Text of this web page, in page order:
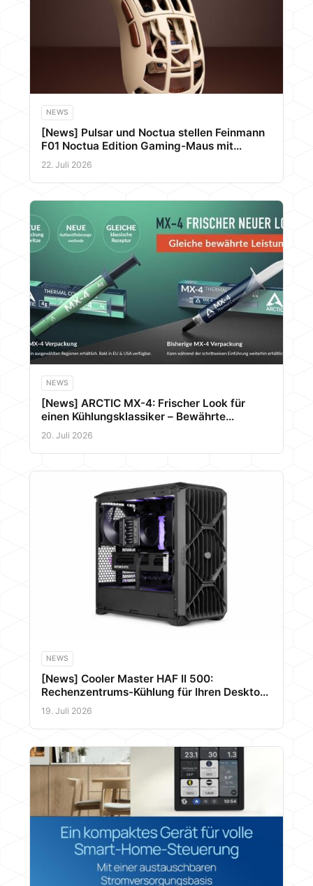
NEWS
[News] Pulsar und Noctua stellen Feinmann
F01 Noctua Edition Gaming-Maus mit
Aktivkühlung vor
22. Juli 2026
NEWS
[News] ARCTIC MX-4: Frischer Look für
einen Kühlungsklassiker – Bewährte
Leistung im neuen Gewand
20. Juli 2026
NEWS
[News] Cooler Master HAF II 500:
Rechenzentrums-Kühlung für Ihren Desktop-
PC
19. Juli 2026